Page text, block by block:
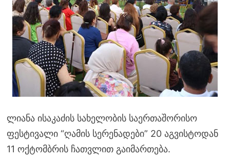
ლიანა ისაკაძის სახელობის საერთაშორისო
ფესტივალი “ღამის სერენადები” 20 აგვისტოდან
11 ოქტომბრის ჩათვლით გაიმართება.